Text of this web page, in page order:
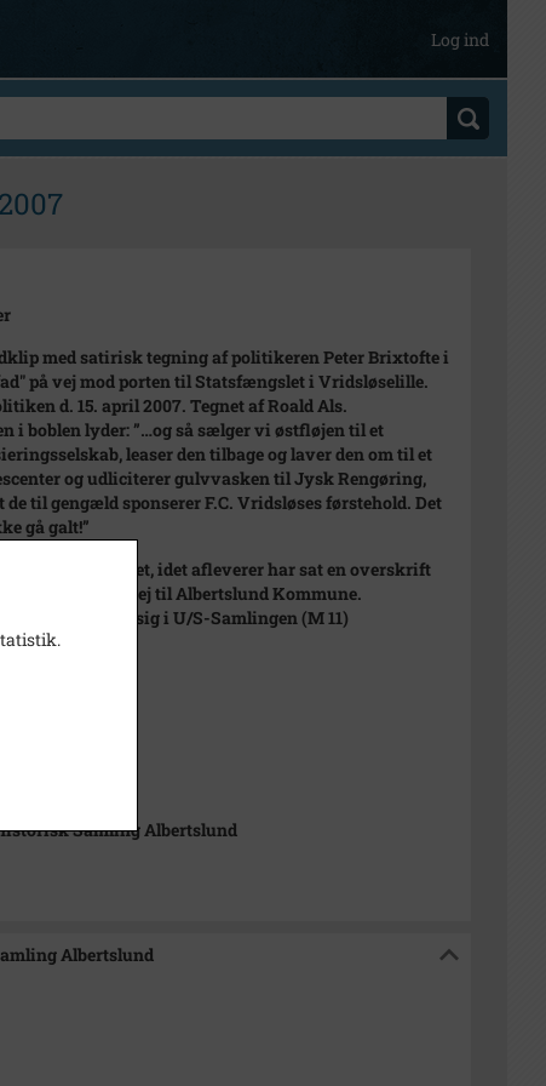
Log ind
med satirisk tegning af politikeren Peter Brixtofte i
på vej mod porten til Statsfængslet i Vridsløselille.
d. 15. april 2007. Tegnet af Roald Als.
i boblen lyder: ”…og så sælger vi østfløjen til et
leaser den tilbage og laver den om til et
og udliciterer gulvvasken til Jysk Rengøring,
de til gengæld sponserer F.C. Vridsløses førstehold. Det
gå galt!”
er manipuleret, idet afleverer har sat en overskrift
Brixtofte på vej til Albertslund Kommune.
befinder sig i U/S-Samlingen (M 11)
Samling Albertslund
Albertslund